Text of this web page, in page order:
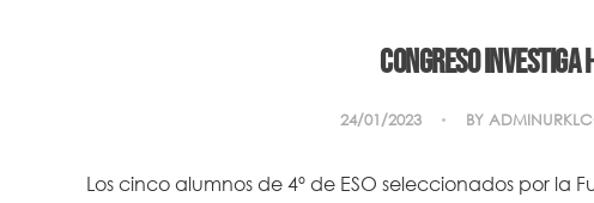
Congreso Investiga
24/01/2023 BY
Los cinco alumnos de 4º de ESO seleccionados por la